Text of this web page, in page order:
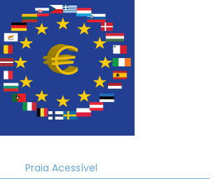
Praia Acessível